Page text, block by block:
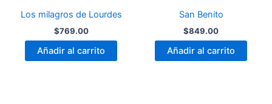
Los milagros de Lourdes
$769.00
Añadir al carrito
San Benito
$849.00
Añadir al carrito